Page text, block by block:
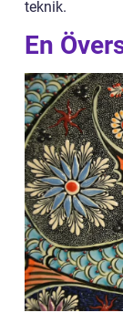
teknik.
En